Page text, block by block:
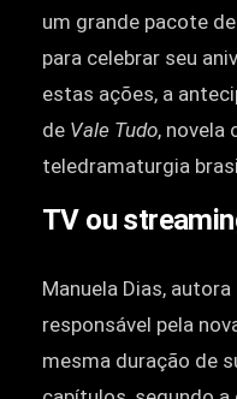
um grande pacote
para celebrar seu
estas ações, a
de Vale Tudo, novela
teledramaturgia
TV ou
Manuela Dias,
responsável pela
mesma duração de